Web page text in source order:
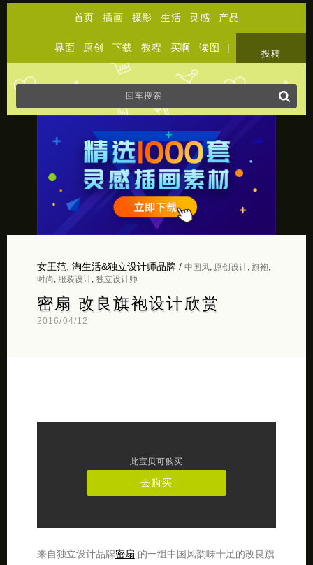
首页 插画 摄影 生活 灵感 产品
界面 原创 下载 教程 买啊 读图 |
投稿
女王范, 淘生活&独立设计师品牌/ 中国风, 原创设计, 旗袍,
时尚
服装设计, 独立设计师
密扇 改良旗袍设计欣赏
2016/04/12
此宝贝可购买
去购买
来自独立设计品牌密扇 的一组中国风韵味十足的改良旗